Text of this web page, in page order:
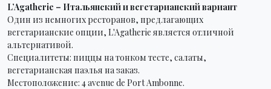
L’Agatherie – Итальянский и вегетарианский вариант
Один из немногих ресторанов, предлагающих
вегетарианские опции, L'Agatherie является отличной
альтернативой.
Специалитеты: пиццы на тонком тесте, салаты,
вегетарианская паэлья на заказ.
Местоположение: 4 avenue de Port Ambonne.